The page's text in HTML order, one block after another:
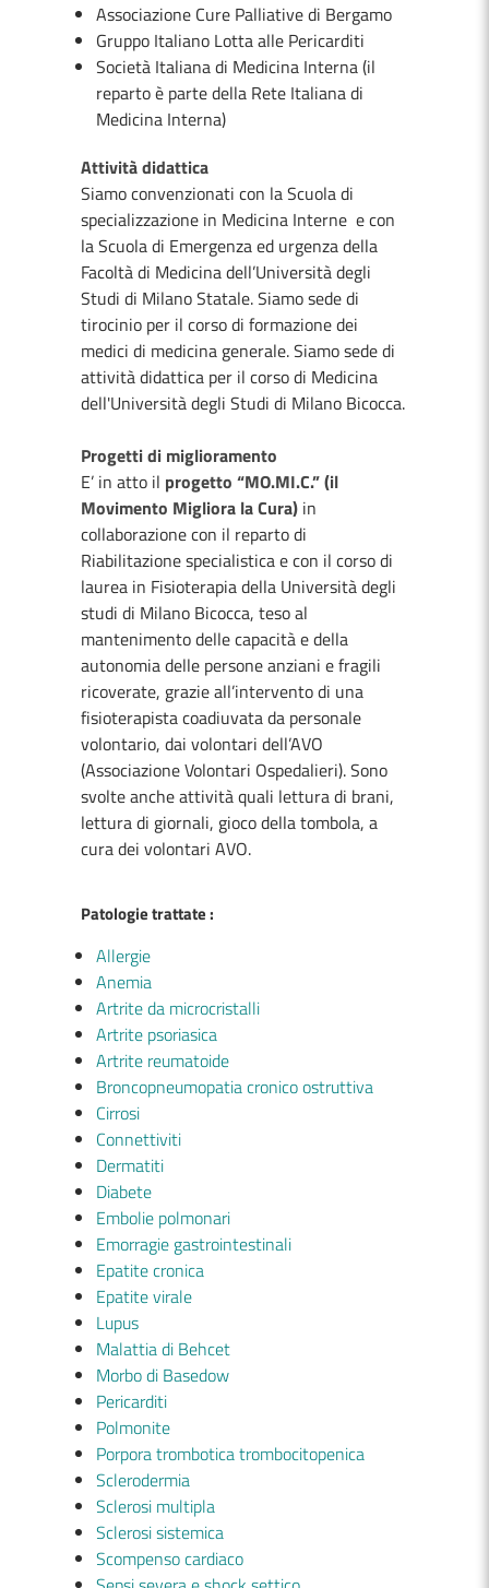
Associazione Cure Palliative di Bergamo
Gruppo Italiano Lotta alle Pericarditi
Società Italiana di Medicina Interna (il
reparto è parte della Rete Italiana di
Medicina Interna)
Attività didattica
Siamo convenzionati con la Scuola di
specializzazione in Medicina Interne e con
la Scuola di Emergenza ed urgenza della
Facoltà di Medicina dell’Università degli
Studi di Milano Statale. Siamo sede di
tirocinio per il corso di formazione dei
medici di medicina generale. Siamo sede di
attività didattica per il corso di Medicina
dell'Università degli Studi di Milano Bicocca.
Progetti di miglioramento
E’ in atto il progetto “MO.MI.C.” (il
Movimento Migliora la Cura) in
collaborazione con il reparto di
Riabilitazione specialistica e con il corso di
laurea in Fisioterapia della Università degli
studi di Milano Bicocca, teso al
mantenimento delle capacità e della
autonomia delle persone anziani e fragili
ricoverate, grazie all’intervento di una
fisioterapista coadiuvata da personale
volontario, dai volontari dell’AVO
(Associazione Volontari Ospedalieri). Sono
svolte anche attività quali lettura di brani,
lettura di giornali, gioco della tombola, a
cura dei volontari AVO.
Patologie trattate :
Allergie
Anemia
Artrite da microcristalli
Artrite psoriasica
Artrite reumatoide
Broncopneumopatia cronico ostruttiva
Cirrosi
Connettiviti
Dermatiti
Diabete
Embolie polmonari
Emorragie gastrointestinali
Epatite cronica
Epatite virale
Lupus
Malattia di Behcet
Morbo di Basedow
Pericarditi
Polmonite
Porpora trombotica trombocitopenica
Sclerodermia
Sclerosi multipla
Sclerosi sistemica
Scompenso cardiaco